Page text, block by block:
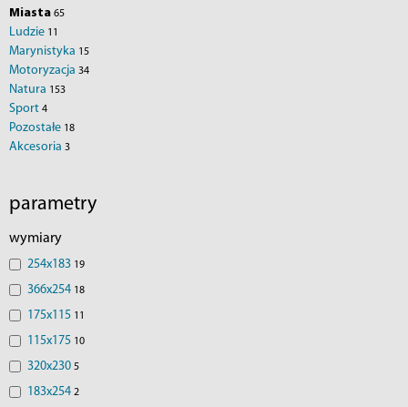
Miasta 65
Ludzie 11
Marynistyka 15
Motoryzacja 34
Natura 153
Sport 4
Pozostałe 18
Akcesoria 3
parametry
wymiary
254x183 19
366x254 18
175x115 11
115x175 10
320x230 5
183x254 2